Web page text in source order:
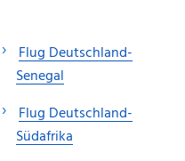
Flug Deutschland-
Senegal
Flug Deutschland-
Südafrika